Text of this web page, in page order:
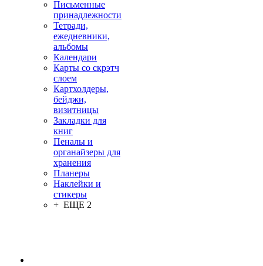
Письменные
принадлежности
Тетради,
ежедневники,
альбомы
Календари
Карты со скрэтч
слоем
Картхолдеры,
бейджи,
визитницы
Закладки для
книг
Пеналы и
органайзеры для
хранения
Планеры
Наклейки и
стикеры
+ ЕЩЕ 2